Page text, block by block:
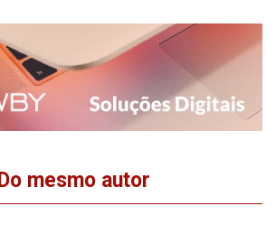
Do mesmo autor